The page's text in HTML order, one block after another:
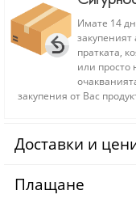
Имате 14
пратката,
или просто
закупения от Вас
Доставки и
Плащане